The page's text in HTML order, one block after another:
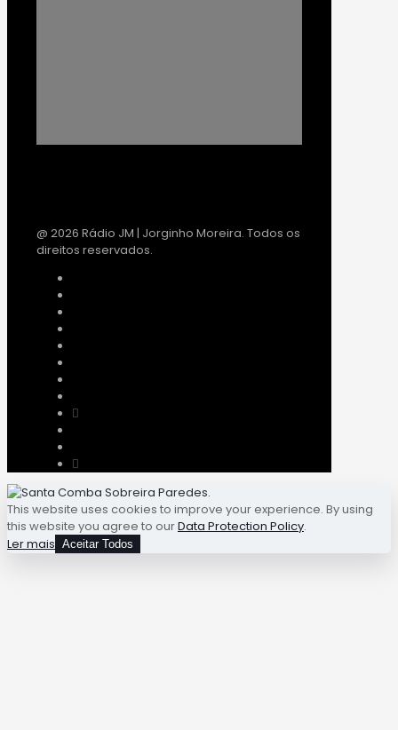
@ 2026 Rádio JM | Jorginho Moreira. Todos os
direitos reservados.
This website uses cookies to improve your experience. By using
this website you agree to ourData Protection Policy.
Ler mais Aceitar Todos